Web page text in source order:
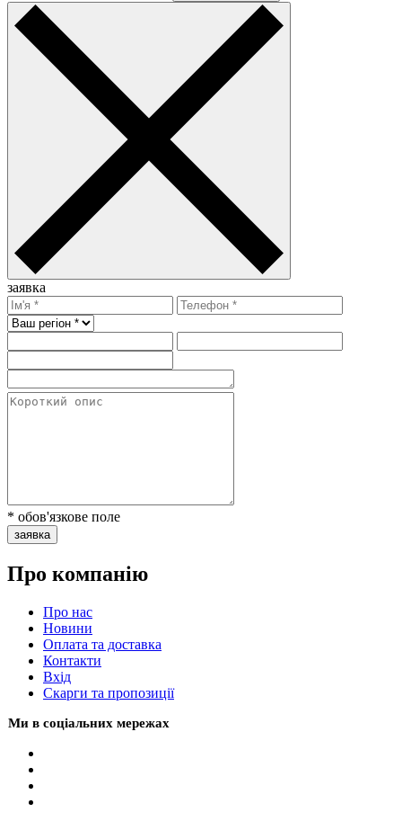
заявка
* обов'язкове поле
заявка
Про компанію
Про нас
Новини
Оплата та доставка
Контакти
Вхiд
Скарги та пропозиції
Ми в соціальних мережах